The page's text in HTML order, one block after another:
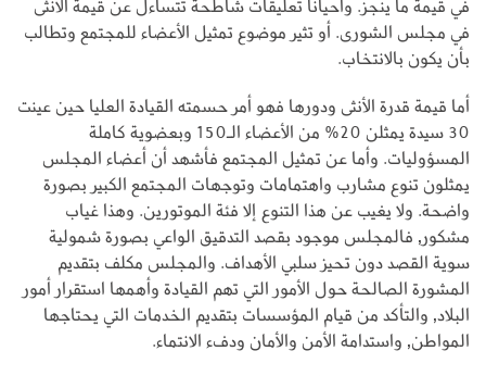
في قيمة ما ينجز. وأحياناً تعليقات شاطحة تتساءل عن قيمة الأنثى
في مجلس الشورى. أو تثير موضوع تمثيل الأعضاء للمجتمع وتطالب
بأن يكون بالانتخاب.
أما قيمة قدرة الأنثى ودورها فهو أمر حسمته القيادة العليا حين عينت
30 سيدة يمثلن 20% من الأعضاء الـ150 وبعضوية كاملة
المسؤوليات. وأما عن تمثيل المجتمع فأشهد أن أعضاء المجلس
يمثلون تنوع مشارب واهتمامات وتوجهات المجتمع الكبير بصورة
واضحة. ولا يغيب عن هذا التنوع إلا فئة الموتورين. وهذا غياب
مشكور, فالمجلس موجود بقصد التدقيق الواعي بصورة شمولية
سوية القصد دون تحيز سلبي الأهداف. والمجلس مكلف بتقديم
المشورة الصالحة حول الأمور التي تهم القيادة وأهمها استقرار أمور
البلاد, والتأكد من قيام المؤسسات بتقديم الخدمات التي يحتاجها
المواطن, واستدامة الأمن والأمان ودفء الانتماء.